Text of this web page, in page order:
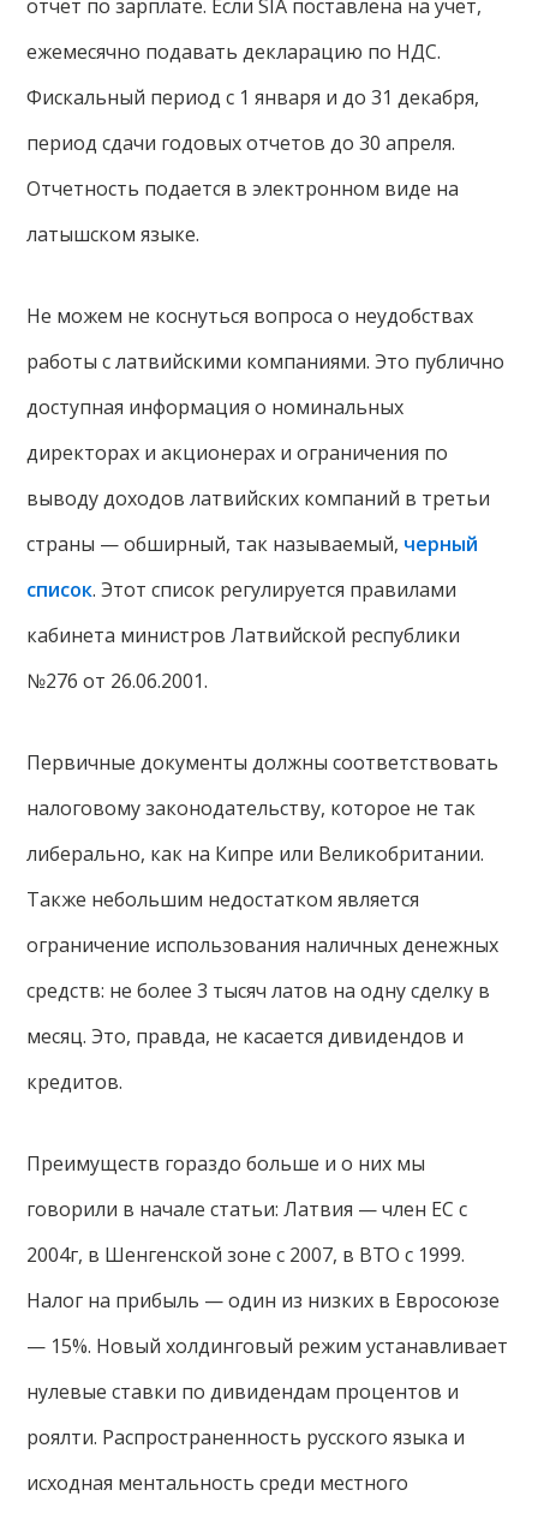
отчет по зарплате. Если SIA поставлена на учет,
ежемесячно подавать декларацию по НДС.
Фискальный период с 1 января и до 31 декабря,
период сдачи годовых отчетов до 30 апреля.
Отчетность подается в электронном виде на
латышском языке.
Не можем не коснуться вопроса о неудобствах
работы с латвийскими компаниями. Это публично
доступная информация о номинальных
директорах и акционерах и ограничения по
выводу доходов латвийских компаний в третьи
страны — обширный, так называемый, черный
список. Этот список регулируется правилами
кабинета министров Латвийской республики
№276 от 26.06.2001.
Первичные документы должны соответствовать
налоговому законодательству, которое не так
либерально, как на Кипре или Великобритании.
Также небольшим недостатком является
ограничение использования наличных денежных
средств: не более 3 тысяч латов на одну сделку в
месяц. Это, правда, не касается дивидендов и
кредитов.
Преимуществ гораздо больше и о них мы
говорили в начале статьи: Латвия — член ЕС с
2004г, в Шенгенской зоне с 2007, в ВТО с 1999.
Налог на прибыль — один из низких в Евросоюзе
— 15%. Новый холдинговый режим устанавливает
нулевые ставки по дивидендам процентов и
роялти. Распространенность русского языка и
исходная ментальность среди местного